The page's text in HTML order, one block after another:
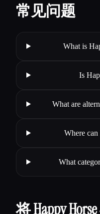
常见问题
What is
Is
What are
Where
What
将 Happy